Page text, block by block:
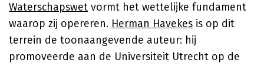
Waterschapswet vormt het wettelijke fundament
waarop zij opereren. Herman Havekes is op dit
terrein de toonaangevende auteur: hij
promoveerde aan de Universiteit Utrecht op de